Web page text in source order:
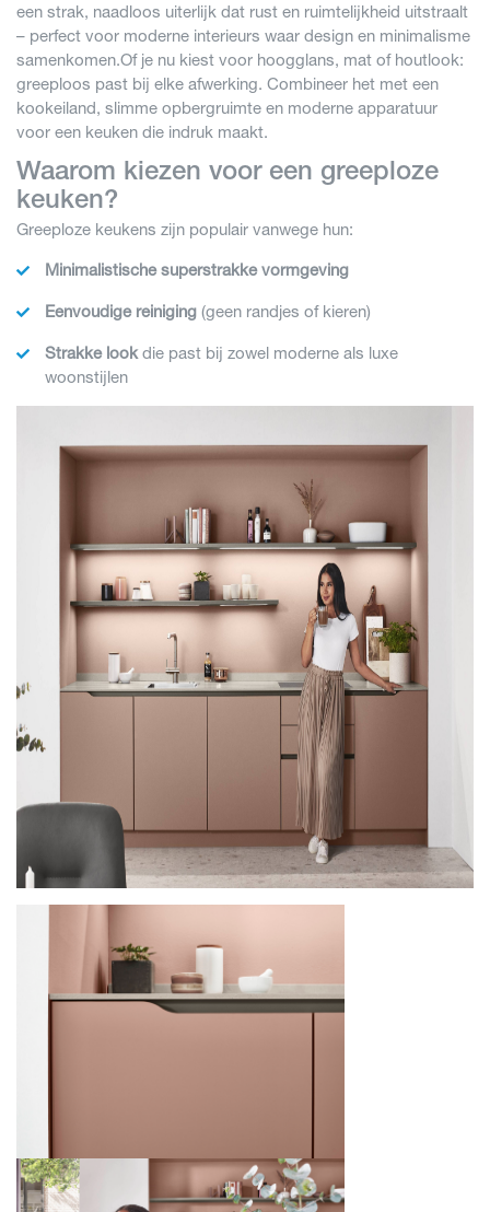
een strak, naadloos uiterlijk dat rust en ruimtelijkheid uitstraalt
– perfect voor moderne interieurs waar design en minimalisme
samenkomen.Of je nu kiest voor hoogglans, mat of houtlook:
greeploos past bij elke afwerking. Combineer het met een
kookeiland, slimme opbergruimte en moderne apparatuur
voor een keuken die indruk maakt.
Waarom kiezen voor een greeploze
keuken?
Greeploze keukens zijn populair vanwege hun:
Minimalistische superstrakke vormgeving
Eenvoudige reiniging (geen randjes of kieren)
Strakke lookdie past bij zowel moderne als luxe
woonstijlen